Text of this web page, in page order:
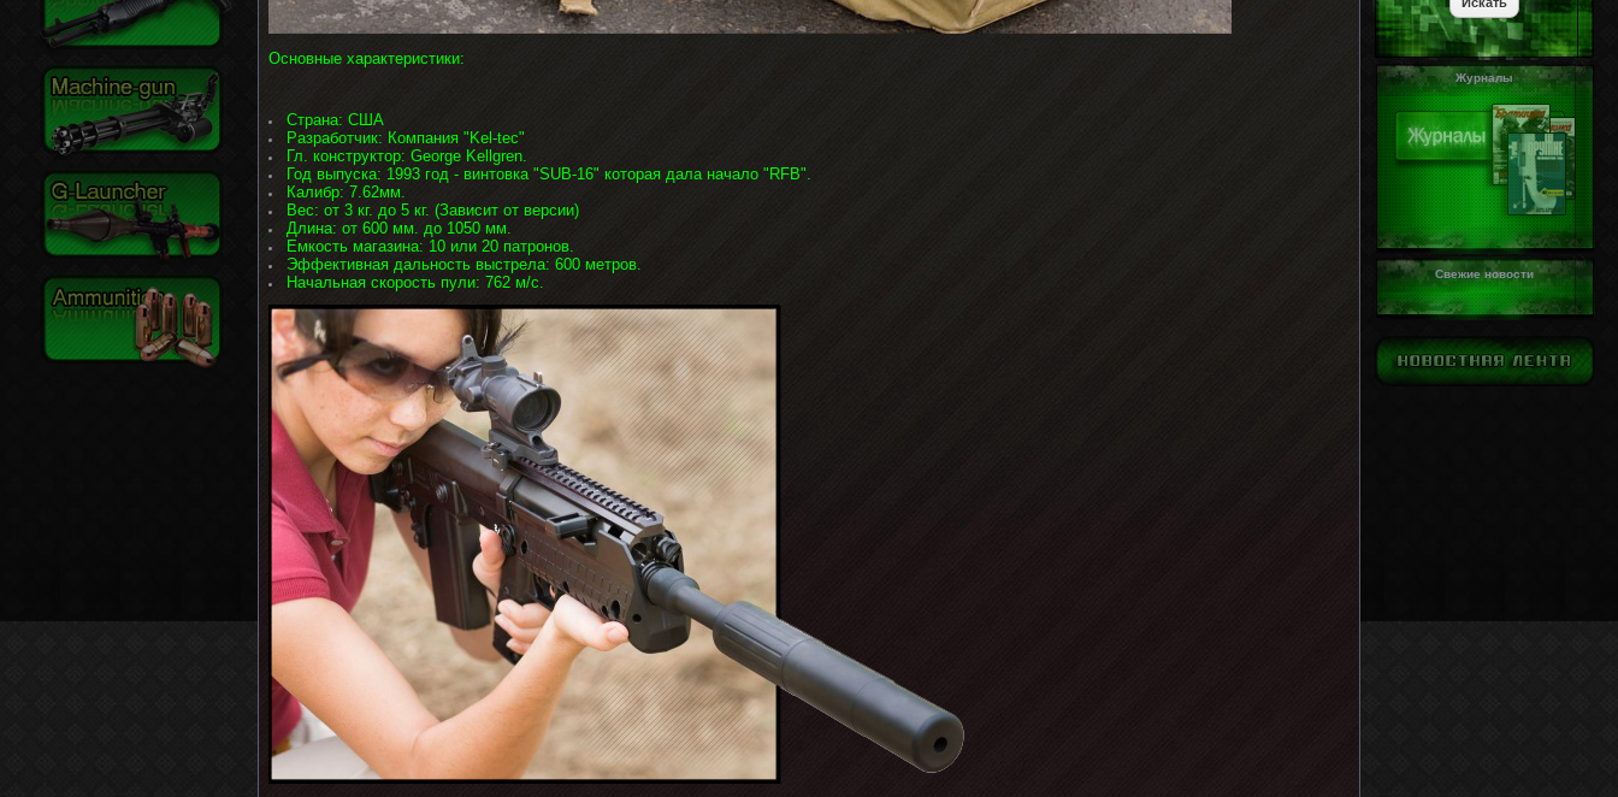
Основные характеристики:
Страна: США
Разработчик: Компания "Kel-tec"
Гл. конструктор: George Kellgren.
Год выпуска: 1993 год - винтовка "SUB-16" которая дала начало "RFB".
Калибр: 7.62мм.
Вес: от 3 кг. до 5 кг. (Зависит от версии)
Длина: от 600 мм. до 1050 мм.
Емкость магазина: 10 или 20 патронов.
Эффективная дальность выстрела: 600 метров.
Начальная скорость пули: 762 м/с.
Журналы
Свежие новости